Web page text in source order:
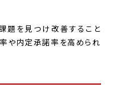
題を見つけ改善すること
や内定承諾率を高められ